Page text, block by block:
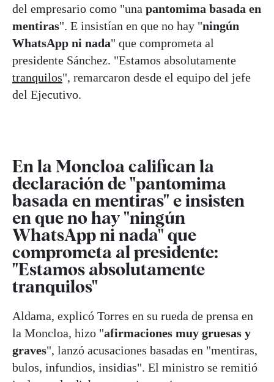
del empresario como "una pantomima basada en
mentiras". E insistían en que no hay "ningún
WhatsApp ni nada" que comprometa al
presidente Sánchez. "Estamos absolutamente
tranquilos", remarcaron desde el equipo del jefe
del Ejecutivo.
En la Moncloa califican la
declaración de "pantomima
basada en mentiras" e insisten
en que no hay "ningún
WhatsApp ni nada" que
comprometa al presidente:
"Estamos absolutamente
tranquilos"
Aldama, explicó Torres en su rueda de prensa en
la Moncloa, hizo "afirmaciones muy gruesas y
graves", lanzó acusaciones basadas en "mentiras,
bulos, infundios, insidias". El ministro se remitió